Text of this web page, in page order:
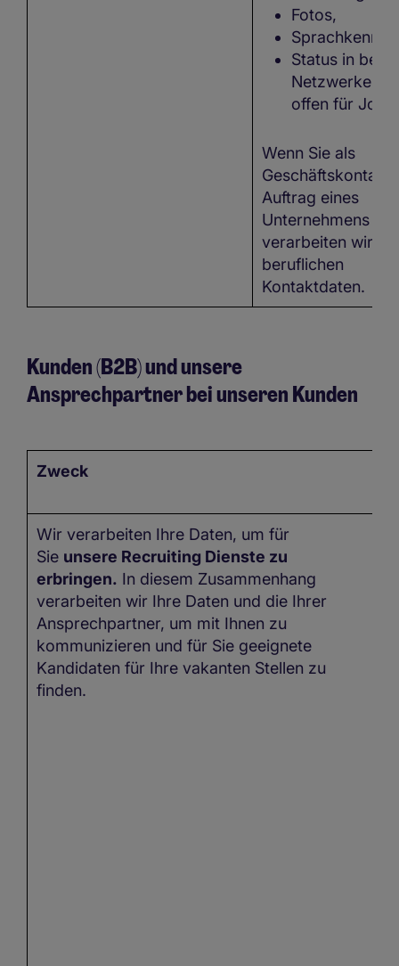
Fotos,
Status in
Netzwerken,
offen für Jobs
Wenn Sie als
Geschäftskontakt
Auftrag eines
Unternehmens
verarbeiten wir
beruflichen
Kontaktdaten.
Kunden (B2B) und unsere
Ansprechpartner bei unseren Kunden
Zweck
Wir verarbeiten Ihre Daten, um für
Sie unsere Recruiting Dienste zu
erbringen. In diesem Zusammenhang
verarbeiten wir Ihre Daten und die Ihrer
Ansprechpartner, um mit Ihnen zu
kommunizieren und für Sie geeignete
Kandidaten für Ihre vakanten Stellen zu
finden.